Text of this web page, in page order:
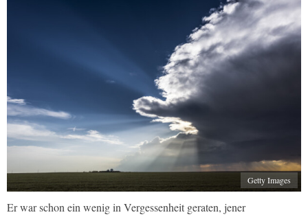
Getty Images
Er war schon ein wenig in Vergessenheit geraten, jener